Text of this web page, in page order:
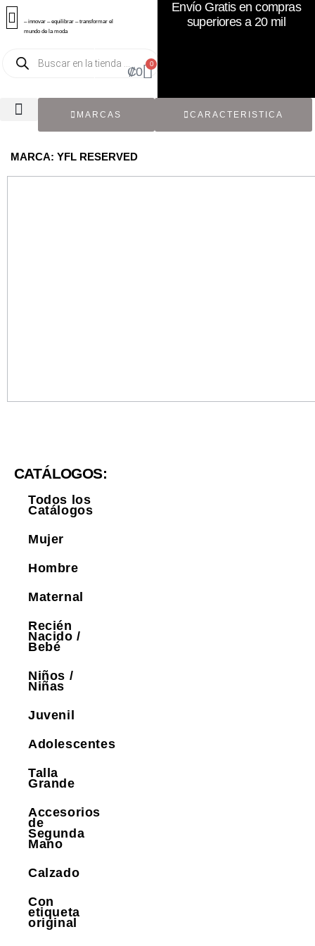
– innovar – equilibrar – transformar el
mundo de la moda
₡0
0
Envío Gratis en compras
superiores a 20 mil
MARCAS CARACTERISTICA
MARCA: YFL RESERVED
CATÁLOGOS:
Todos los
Catálogos
Mujer
Hombre
Maternal
Recién
Nacido /
Bebé
Niños /
Niñas
Juvenil
Adolescentes
Talla
Grande
Accesorios
de
Segunda
Mano
Calzado
Con
etiqueta
original